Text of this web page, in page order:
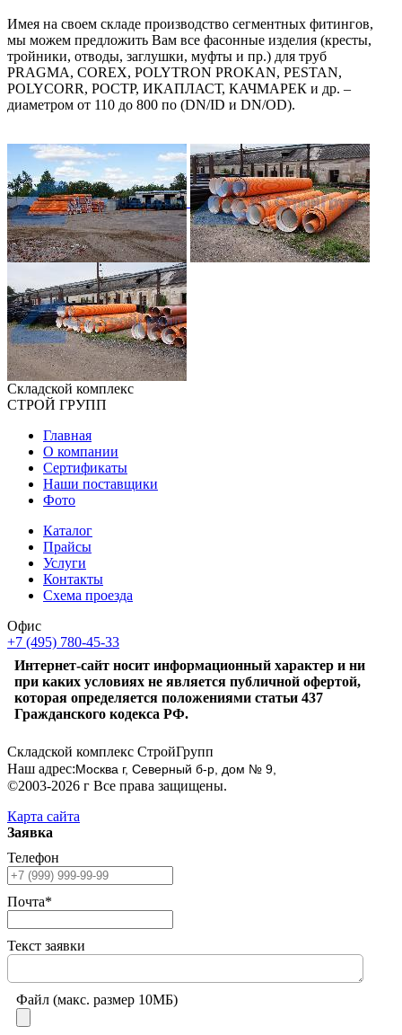
Имея на своем складе производство сегментных фитингов,
мы можем предложить Вам все фасонные изделия (кресты,
тройники, отводы, заглушки, муфты и пр.) для труб
PRAGMA, COREX, POLYTRON PROKAN, PESTAN,
POLYCORR, РОСТР, ИКАПЛАСТ, КАЧМАРЕК и др. –
диаметром от 110 до 800 по (DN/ID и DN/OD).
Складской комплекс
СТРОЙ ГРУПП
Главная
О компании
Сертификаты
Наши поставщики
Фото
Каталог
Прайсы
Услуги
Контакты
Схема проезда
Офис
+7 (495) 780-45-33
Интернет-сайт носит информационный характер и ни
при каких условиях не является публичной офертой,
которая определяется положениями статьи 437
Гражданского кодекса РФ.
Складской комплекс СтройГрупп
Наш адрес:Москва г, Северный б-р, дом № 9,
©2003-2026 г Все права защищены.
Карта сайта
Заявка
Телефон
Почта*
Текст заявки
Файл (макс. размер 10МБ)